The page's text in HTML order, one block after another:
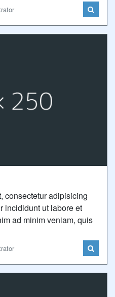
consectetur adipisicing
incididunt ut labore et
ad minim veniam, quis